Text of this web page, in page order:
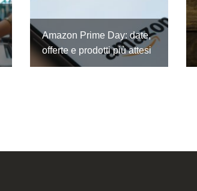
Amazon Prime Day: date,
offerte e prodotti più attesi